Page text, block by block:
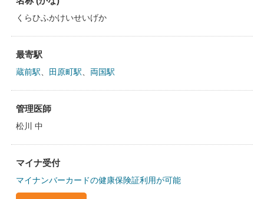
くらひふかけいせいげか
最寄駅
蔵前駅 田原町駅 両国駅
管理医師
松川 中
マイナ受付
マイナンバーカードの健康保険証利用が可能